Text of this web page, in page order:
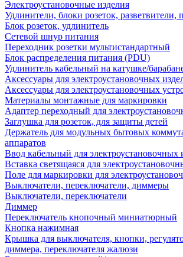
Электроустановочные изделия
Удлинители, блоки розеток, разветвители,
Блок розеток, удлинитель
Сетевой шнур питания
Переходник розетки мультистандартный
Блок распределения питания (PDU)
Удлинитель кабельный на катушке/
Аксессуары для электроустановочных
Аксессуары для электроустановочных
Материалы монтажные для маркировки
Адаптер переходный для
Заглушка для розеток, для защиты детей
Держатель для модульных бытовых
аппаратов
Ввод кабельный для электроустановочных
Вставка светящаяся для
Поле для маркировки для
Выключатели, переключатели, диммеры
Выключатели, переключатели
Диммер
Переключатель кнопочный миниатюрный
Кнопка нажимная
Крышка для выключателя, кнопки,
диммера, переключателя жалюзи